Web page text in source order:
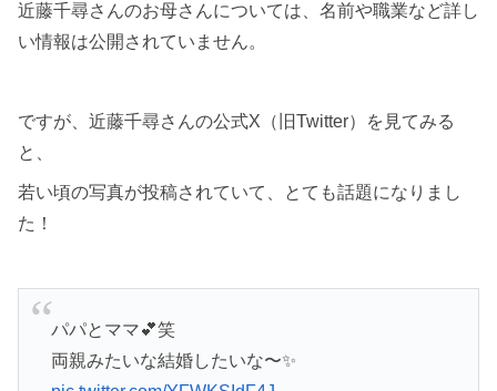
近藤千尋さんのお母さんについては、名前や職業など詳し
い情報は公開されていません。
ですが、近藤千尋さんの公式X（旧Twitter）を見てみる
と、
若い頃の写真が投稿されていて、とても話題になりまし
た！
パパとママ💕笑
両親みたいな結婚したいな〜✨